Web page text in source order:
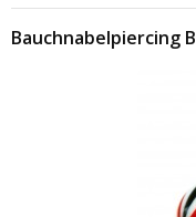
Bauchnabelpiercing